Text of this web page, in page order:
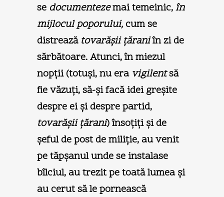
se documentezemai temeinic,în
mijlocul poporului,cum se
distrează tovarăşii ţăraniîn zi de
sărbătoare. Atunci, în miezul
nopţii (totuşi, nu era vigilentsă
fie văzuţi, să-şi facă idei greşite
despre ei şi despre partid,
tovarăşii ţărani) însoţiţi şi de
şeful de post de miliţie, au venit
pe tăpşanul unde se instalase
bîlciul, au trezit pe toată lumea şi
au cerut să le pornească